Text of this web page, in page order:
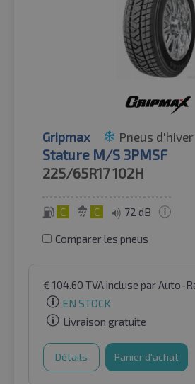
Gripmax Pneus d'hiver
Stature M/S 3PMSF
225/65R17102H
C C 72 dB
Comparer les pneus
€ 104.60 TVA incluse par Auto-
EN STOCK
Livraison gratuite
Détails Panier d'achat